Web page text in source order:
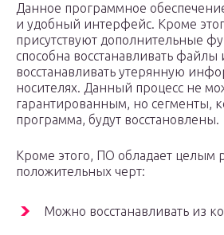
Данное программное
и удобный интерфейс. Кроме
присутствуют дополнительные
способна восстанавливать
восстанавливать утерянную
носителях. Данный процесс не
гарантированным, но сегменты,
программа, будут восстановлены.
Кроме этого, ПО обладает целым
положительных черт:
Можно восстанавливать из